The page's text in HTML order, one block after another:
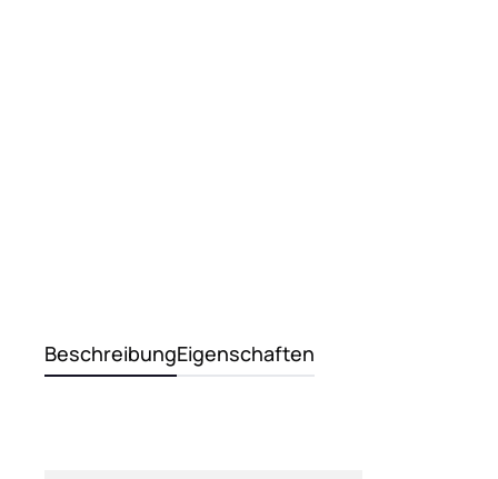
BeschreibungEigenschaften